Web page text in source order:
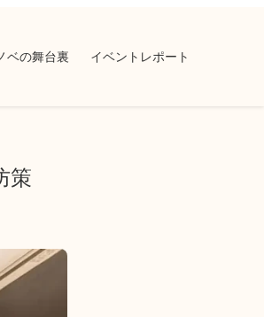
ベの舞台裏 イベントレポート
策